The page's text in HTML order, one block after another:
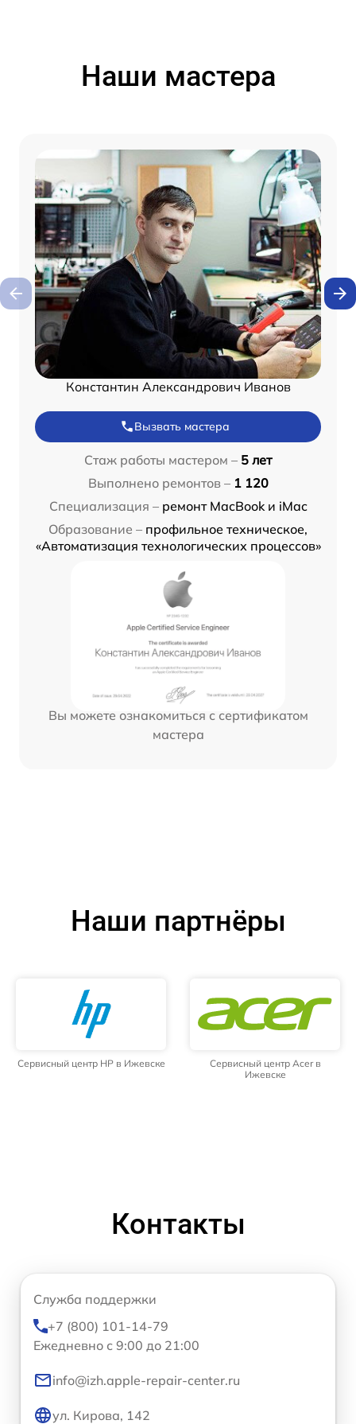
Наши мастера
Константин Александрович Иванов
Вызвать мастера
Стаж работы мастером – 5 лет
Выполнено ремонтов – 1 120
Специализация – ремонт MacBook и iMac
Образование – профильное техническое,
«Автоматизация технологических процессов»
Вы можете ознакомиться с сертификатом
мастера
Наши партнёры
Сервисный центр HP в Ижевске
Сервисный центр Acer в
Ижевске
Контакты
Служба поддержки
+7 (800) 101-14-79
Ежедневно с 9:00 до 21:00
info@izh.apple-repair-center.ru
ул. Кирова, 142